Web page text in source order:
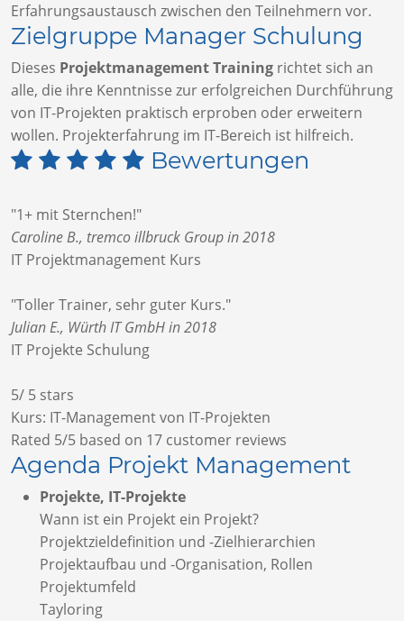
Erfahrungsaustausch zwischen den Teilnehmern vor.
Zielgruppe Manager Schulung
Dieses Projektmanagement Training richtet sich an
alle, die ihre Kenntnisse zur erfolgreichen Durchführung
von IT-Projekten praktisch erproben oder erweitern
wollen. Projekterfahrung im IT-Bereich ist hilfreich.
Bewertungen
"1+ mit Sternchen!"
Caroline B., tremco illbruck Group in 2018
IT Projektmanagement Kurs
"Toller Trainer, sehr guter Kurs."
Julian E., Würth IT GmbH in 2018
IT Projekte Schulung
5/ 5 stars
Kurs: IT-Management von IT-Projekten
Rated 5/5 based on 17 customer reviews
Agenda Projekt Management
Projekte, IT-Projekte
Wann ist ein Projekt ein Projekt?
Projektzieldefinition und -Zielhierarchien
Projektaufbau und -Organisation, Rollen
Projektumfeld
Tayloring